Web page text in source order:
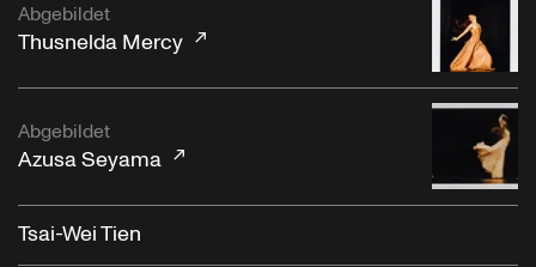
Abgebildet
Thusnelda Mercy
Abgebildet
Azusa Seyama
Tsai-Wei Tien